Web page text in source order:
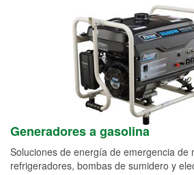
Generadores a gasolina
Soluciones de energía de emergencia de
refrigeradores, bombas de sumidero y